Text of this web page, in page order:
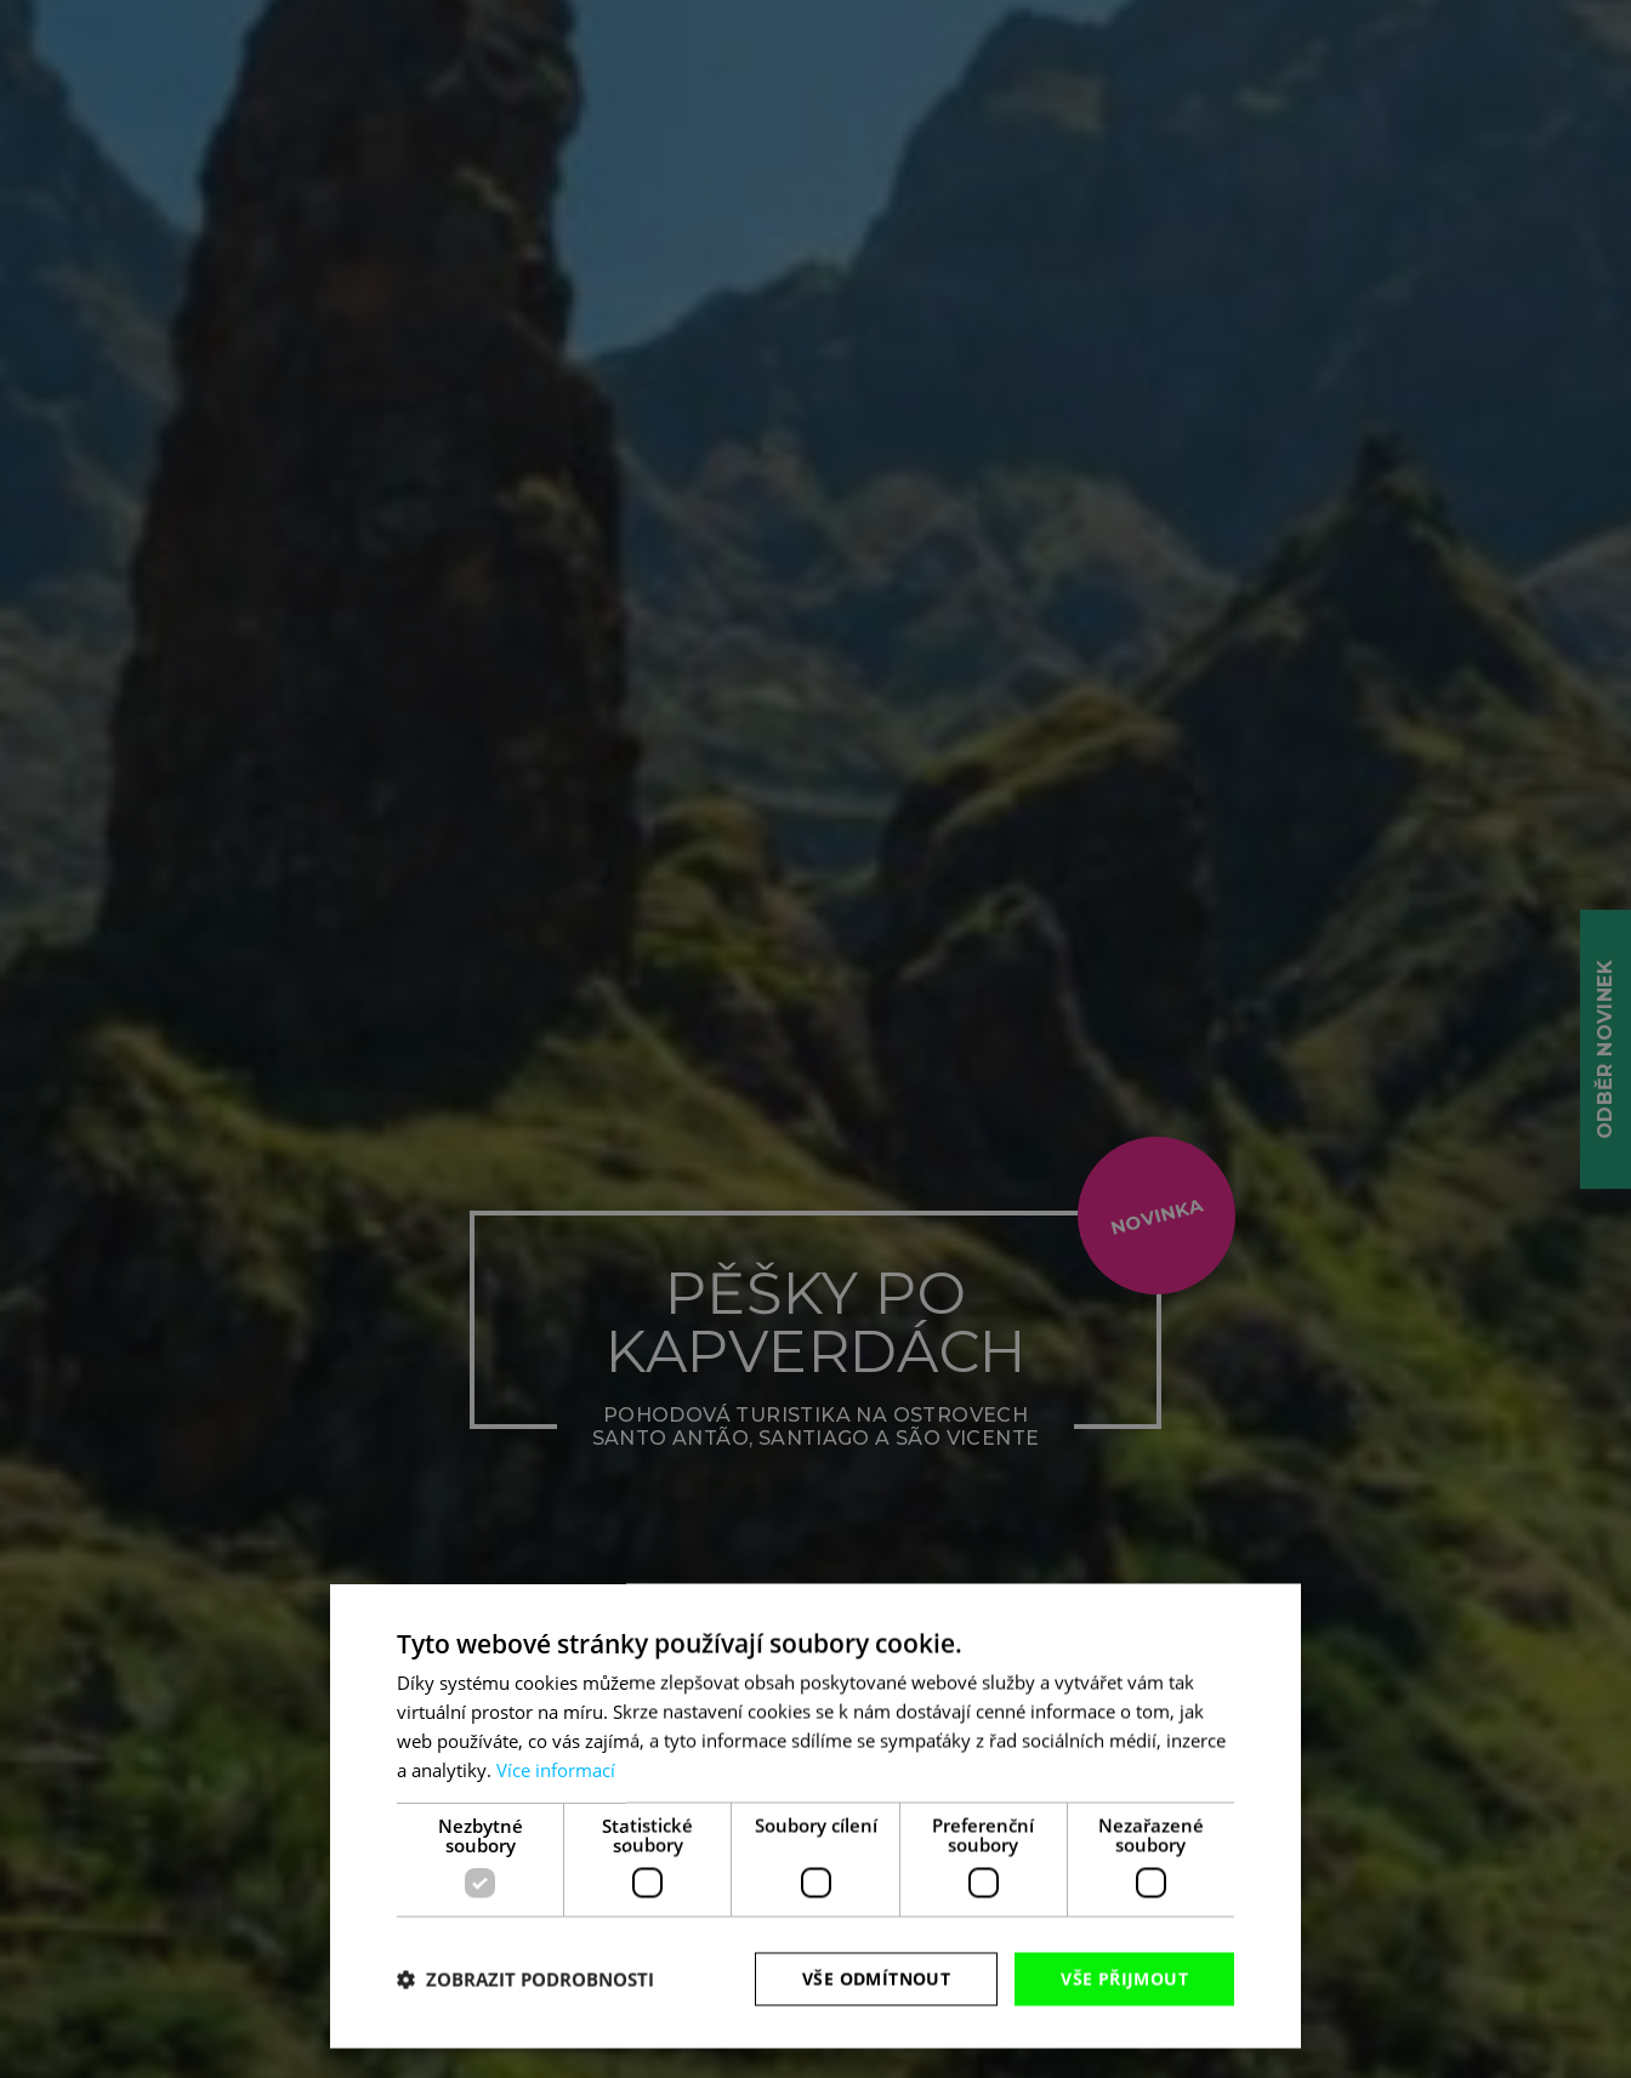
ODBĚR NOVINEK
NOVINKA
PĚŠKY PO
KAPVERDÁCH
POHODOVÁ TURISTIKA NA OSTROVECH
SANTO ANTÃO, SANTIAGO A SÃO VICENTE
Tyto webové stránky používají soubory cookie.
Díky systému cookies můžeme zlepšovat obsah poskytované webové služby a vytvářet vám tak
virtuální prostor na míru. Skrze nastavení cookies se k nám dostávají cenné informace o tom, jak
web používáte, co vás zajímá, a tyto informace sdílíme se sympaťáky z řad sociálních médií, inzerce
a analytiky. Více informací
Nezbytné
soubory
Statistické
soubory
Soubory cílení
Preferenční
soubory
Nezařazené
soubory
VŠE PŘIJMOUT
VŠE ODMÍTNOUT
ZOBRAZIT PODROBNOSTI